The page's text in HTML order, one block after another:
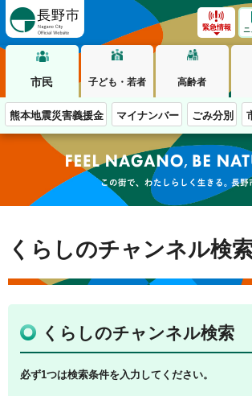
緊急情報 ニ
市民 子ども・若者 高齢者
熊本地震災害義援金 マイナンバー ごみ分別
この街で、わたしらしく生きる。
くらしのチャンネル検
くらしのチャンネル検索
必ず1つは検索条件を入力してください。